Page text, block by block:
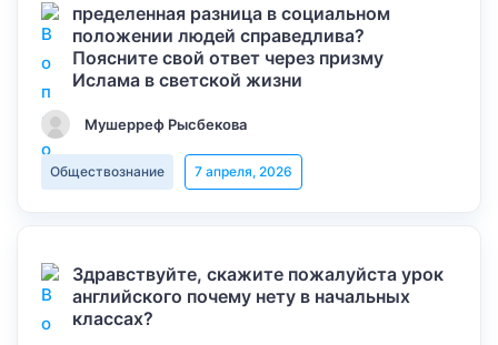
пределенная разница в социальном
положении людей справедлива?
Поясните свой ответ через призму
Ислама в светской жизни
Мушерреф Рысбекова
Обществознание 7 апреля, 2026
Здравствуйте, скажите пожалуйста урок
английского почему нету в начальных
классах?